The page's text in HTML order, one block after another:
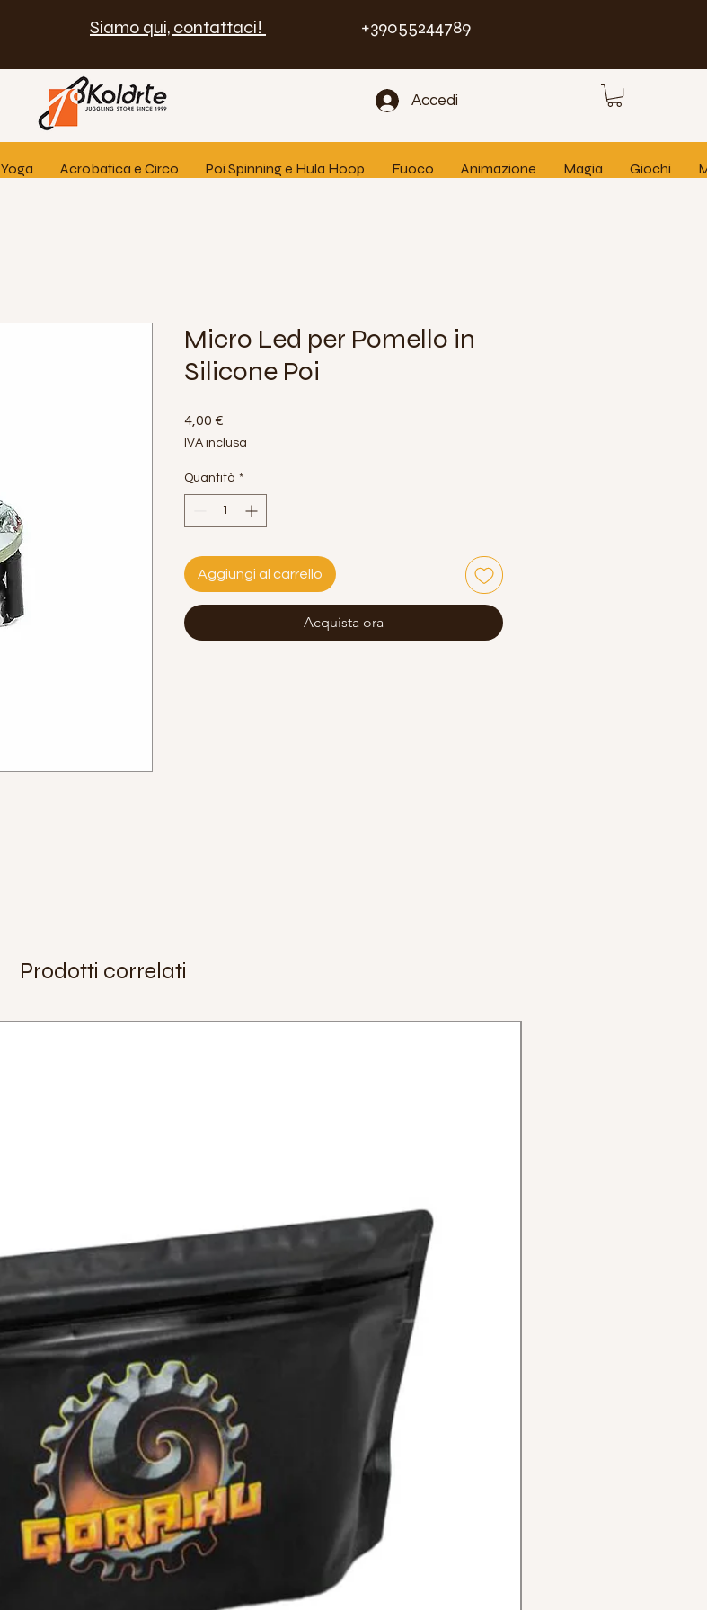
Siamo qui, contattaci! +39055244789
Accedi
Yoga Acrobatica e Circo Poi Spinning e Hula Hoop Fuoco Animazione Magia Giochi
Micro Led per Pomello in
Silicone Poi
4,00 €
IVA inclusa
Quantità *
Aggiungi al carrello
Acquista ora
Prodotti correlati